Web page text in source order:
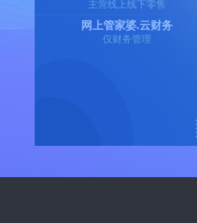
主营线上线下零售
网上管家婆.云财务
仅财务管理